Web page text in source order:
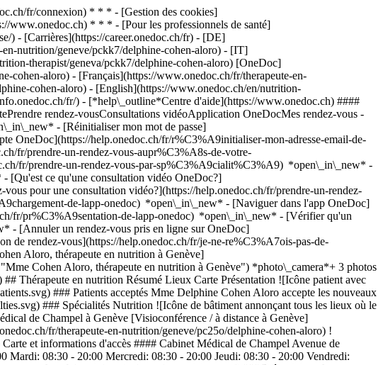
fr/connexion) * * * - [Gestion des cookies]
www.onedoc.ch) * * * - [Pour les professionnels de santé]
) - [Carrières](https://career.onedoc.ch/fr) - [DE]
nutrition/geneve/pckk7/delphine-cohen-aloro) - [IT]
therapist/geneva/pckk7/delphine-cohen-aloro) [OneDoc]
cohen-aloro) - [Français](https://www.onedoc.ch/fr/therapeute-en-
cohen-aloro) - [English](https://www.onedoc.ch/en/nutrition-
fr/) - [*help\_outline*Centre d'aide](https://www.onedoc.ch) ####
rendez-vousConsultations vidéoApplication OneDocMes rendez-vous -
- [Réinitialiser mon mot de passe]
OneDoc](https://help.onedoc.ch/fr/r%C3%A9initialiser-mon-adresse-email-de-
fr/prendre-un-rendez-vous-aupr%C3%A8s-de-votre-
fr/prendre-un-rendez-vous-par-sp%C3%A9cialit%C3%A9) *open\_in\_new* -
- [Qu'est ce qu'une consultation vidéo OneDoc?]
pour une consultation vidéo?](https://help.onedoc.ch/fr/prendre-un-rendez-
de-lapp-onedoc) *open\_in\_new* - [Naviguer dans l'app OneDoc]
fr/pr%C3%A9sentation-de-lapp-onedoc) *open\_in\_new* - [Vérifier qu'un
- [Annuler un rendez-vous pris en ligne sur OneDoc]
de rendez-vous](https://help.onedoc.ch/fr/je-ne-re%C3%A7ois-pas-de-
Aloro, thérapeute en nutrition à Genève]
Cohen Aloro, thérapeute en nutrition à Genève") *photo\_camera*+ 3 photos
Thérapeute en nutrition Résumé Lieux Carte Présentation ![Icône patient avec
### Patients acceptés Mme Delphine Cohen Aloro accepte les nouveaux
### Spécialités Nutrition ![Icône de bâtiment annonçant tous les lieux où le
de Champel à Genève [Visioconférence / à distance à Genève]
fr/therapeute-en-nutrition/geneve/pc25o/delphine-cohen-aloro) !
et informations d'accès #### Cabinet Médical de Champel Avenue de
08:30 - 20:00 Mercredi: 08:30 - 20:00 Jeudi: 08:30 - 20:00 Vendredi: